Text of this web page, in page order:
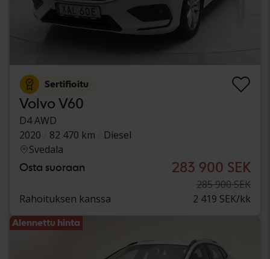
Sertifioitu
Volvo V60
D4 AWD
2020
82 470 km
Diesel
Svedala
Osta suoraan 283 900 SEK
285 900 SEK
Rahoituksen kanssa
2 419 SEK/kk
Alennettu hinta